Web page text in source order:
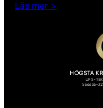
Läs mer >